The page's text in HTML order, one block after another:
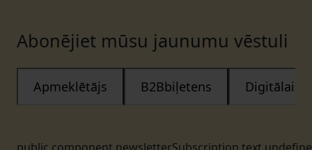
Abonējiet mūsu jaunumu vēstuli
Apmeklētājs B2Bbiļetens Digitālais